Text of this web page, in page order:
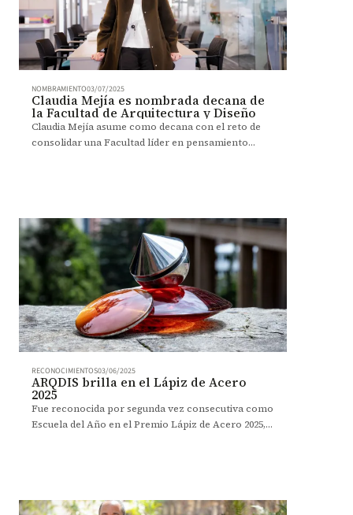
NOMBRAMIENTO03/07/2025
Claudia Mejía es nombrada decana de
la Facultad de Arquitectura y Diseño
Claudia Mejía asume como decana con el reto de
consolidar una Facultad líder en pensamiento
RECONOCIMIENTOS03/06/2025
ARQDIS brilla en el Lápiz de Acero
2025
Fue reconocida por segunda vez consecutiva como
Escuela del Año en el Premio Lápiz de Acero 2025,